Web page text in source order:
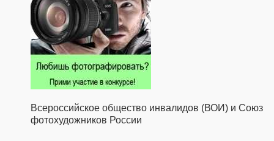
Всероссийское общество инвалидов (ВОИ) и Союз
фотохудожников России